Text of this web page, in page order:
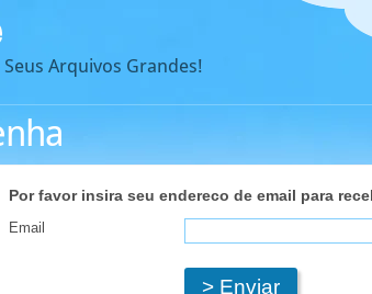
Arquivos Grandes!
Por favor insira seu endereco de email para
Email